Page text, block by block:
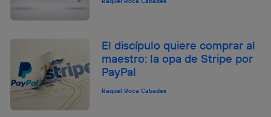
El discípulo quiere comprar al
maestro: la opa de Stripe por
PayPal
Raquel Roca Cabades